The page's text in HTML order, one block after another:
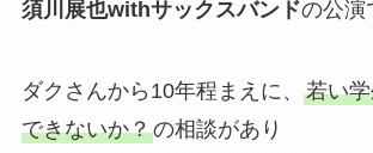
須川展也withサックスバンドの公演
ダクさんから10年程まえに、 若い
できないか？の相談があり